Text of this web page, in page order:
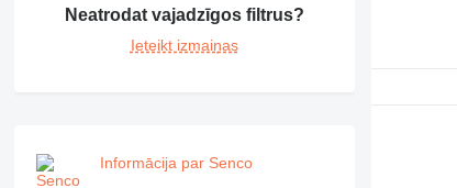
Neatrodat vajadzīgos filtrus?
Ieteikt izmaiņas
Informācija par Senco